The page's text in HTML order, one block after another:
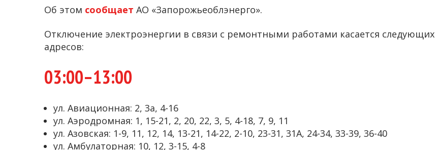
Об этом сообщает АО «Запорожьеоблэнерго».
Отключение электроэнергии в связи с ремонтными работами касается следующих
адресов:
03:00–13:00
ул. Авиационная: 2, 3а, 4-16
ул. Аэродромная: 1, 15-21, 2, 20, 22, 3, 5, 4-18, 7, 9, 11
ул. Азовская: 1-9, 11, 12, 14, 13-21, 14-22, 2-10, 23-31, 31А, 24-34, 33-39, 36-40
ул. Амбулаторная: 10, 12, 3-15, 4-8